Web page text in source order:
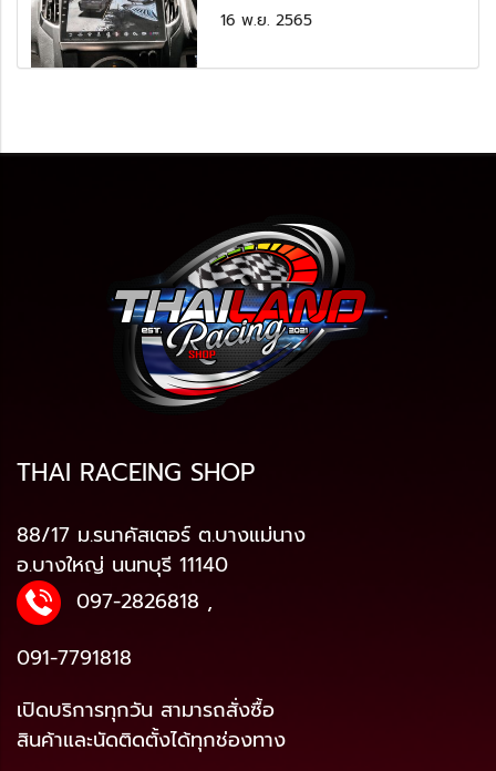
16 พ.ย. 2565
THAI RACEING SHOP
88/17 ม.รนาคัสเตอร์ ต.บางแม่นาง
อ.บางใหญ่ นนทบุรี 11140
097-2826818 ,
091-7791818
เปิดบริการทุกวัน สามารถสั่งซื้อ
สินค้าและนัดติดตั้งได้ทุกช่องทาง